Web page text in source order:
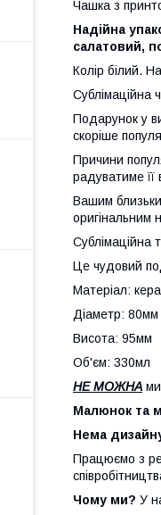
Чашка з
Надійна
салатовий,
Колір білий.
Сублімаційна
Подарунок у
скоріше
Причини
радуватиме
Вашим
оригінальним
Сублімаційна
Це чудовий
Матеріал:
Діаметр: 80мм
Висота: 95мм
Об'єм: 330мл
НЕ МОЖНА
Малюнок та
Нема
Працюємо з
Чому ми? У